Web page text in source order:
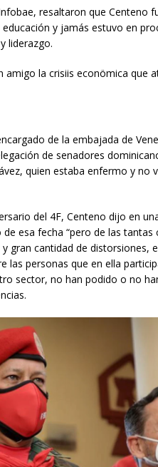
resaltaron que Centeno
y jamás estuvo en
liderazgo.
amigo la crisiis econömica que
de la embajada de
de senadores
quien estaba enfermo y no
del 4F, Centeno dijo en
esa fecha “pero de las tantas
gran cantidad de distorsiones,
las personas que en ella
sector, no han podido o no